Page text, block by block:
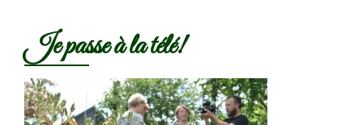
Je passe à la télé!